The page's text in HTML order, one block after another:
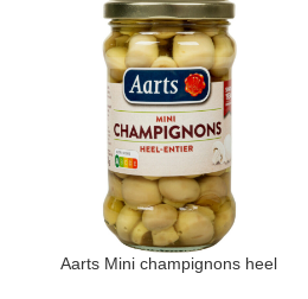
Aarts Mini champignons heel